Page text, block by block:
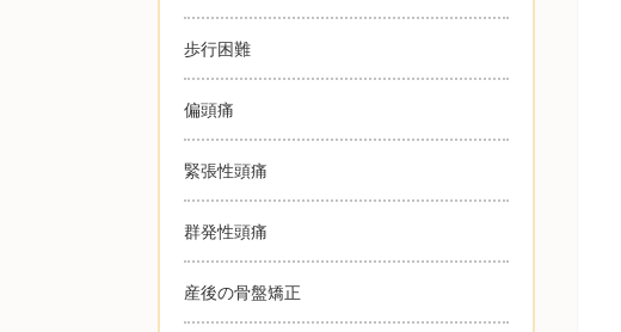
歩行困難
偏頭痛
緊張性頭痛
群発性頭痛
産後の骨盤矯正